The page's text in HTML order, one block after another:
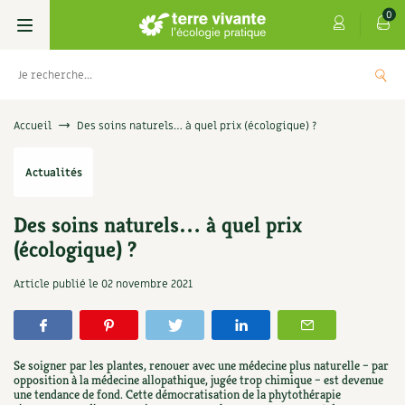
0
Livres
Permaculture, Jardin bio
Techniques de jardinage
Verger, arbres
Petit élevage
Aménagement jardin
Les 4 saisons
Se réabonner
Offrir un abonnement
Les numéros
4 saisons
Graines, semences
Aromatiques
Florales
Cartes cadeau
Visiter en famille, entre amis
Jardin bio
Parole libre
Accueil Des soins naturels… à quel prix (écologique) ?
Actualités
Des soins naturels… à quel prix
(écologique) ?
Article publié le 02 novembre 2021
Se soigner par les plantes, renouer avec une médecine plus naturelle – par
opposition à la médecine allopathique, jugée trop chimique – est devenue
une tendance de fond. Cette démocratisation de la phytothérapie
5,00€